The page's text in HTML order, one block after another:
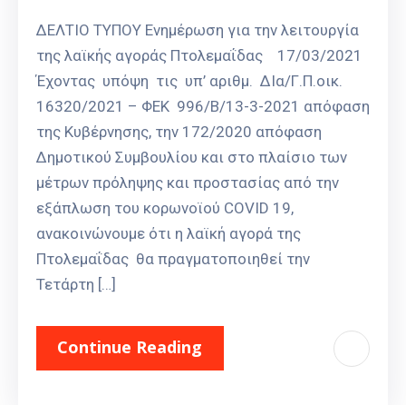
ΔΕΛΤΙΟ ΤΥΠΟΥ Ενημέρωση για την λειτουργία
της λαϊκής αγοράς Πτολεμαΐδας 17/03/2021
Έχοντας υπόψη τις υπ’ αριθμ. ΔΙα/Γ.Π.οικ.
16320/2021 – ΦΕΚ 996/Β/13-3-2021 απόφαση
της Κυβέρνησης, την 172/2020 απόφαση
Δημοτικού Συμβουλίου και στο πλαίσιο των
μέτρων πρόληψης και προστασίας από την
εξάπλωση του κορωνοϊού COVID 19,
ανακοινώνουμε ότι η λαϊκή αγορά της
Πτολεμαΐδας θα πραγματοποιηθεί την
Τετάρτη […]
Continue Reading